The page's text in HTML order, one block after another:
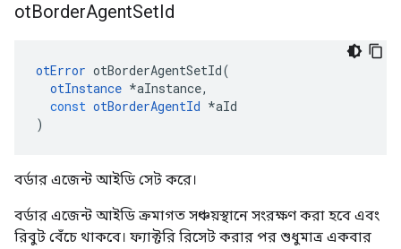
otBorderAgentSetId
otError otBorderAgentSetId(
otInstance *aInstance,
const otBorderAgentId *aId
)
বর্ডার এজেন্ট আইডি সেট করে।
বর্ডার এজেন্ট আইডি ক্রমাগত সঞ্চয়স্থানে সংরক্ষণ করা হবে এবং
রিবুট বেঁচে থাকবে। ফ্যাক্টরি রিসেট করার পর শুধুমাত্র একবার